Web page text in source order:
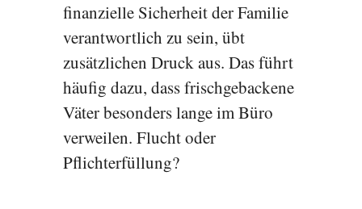
finanzielle Sicherheit der Familie
verantwortlich zu sein, übt
zusätzlichen Druck aus. Das führt
häufig dazu, dass frischgebackene
Väter besonders lange im Büro
verweilen. Flucht oder
Pflichterfüllung?